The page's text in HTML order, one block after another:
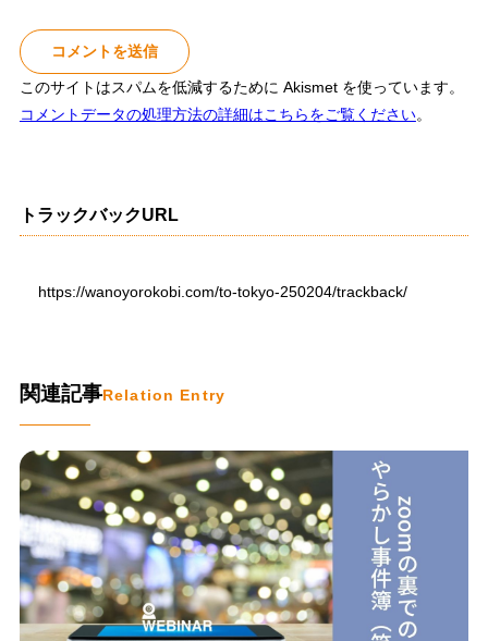
このサイトはスパムを低減するために Akismet を使っています。
コメントデータの処理方法の詳細はこちらをご覧ください。
トラックバックURL
https://wanoyorokobi.com/to-tokyo-250204/trackback/
関連記事Relation Entry